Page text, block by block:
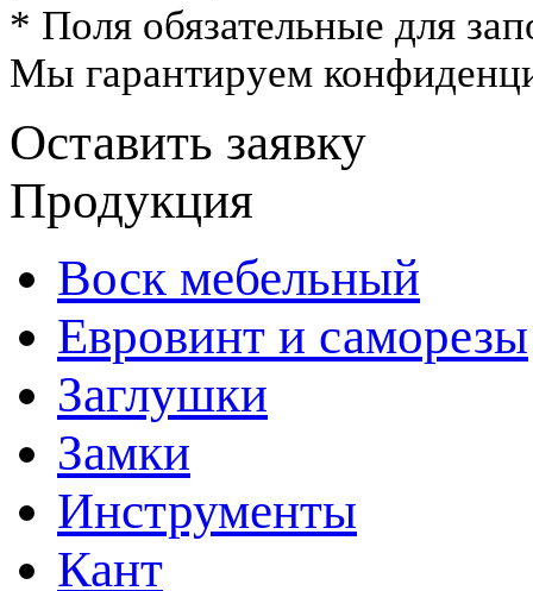
* Поля обязательные для
Мы гарантируем
Оставить заявку
Продукция
Воск мебельный
Евровинт и саморезы
Заглушки
Замки
Инструменты
Кант